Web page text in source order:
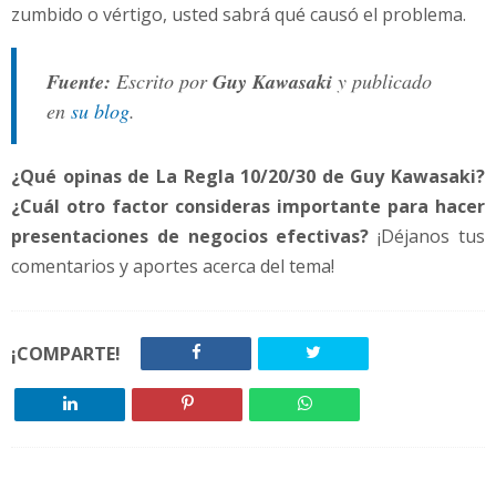
zumbido o vértigo, usted sabrá qué causó el problema.
Fuente: Escrito porGuy Kawasaki y publicado
en su blog.
¿Qué opinas de La Regla 10/20/30 de Guy Kawasaki?
¿Cuál otro factor consideras importante para hacer
presentaciones de negocios efectivas? ¡Déjanos tus
comentarios y aportes acerca del tema!
¡COMPARTE!